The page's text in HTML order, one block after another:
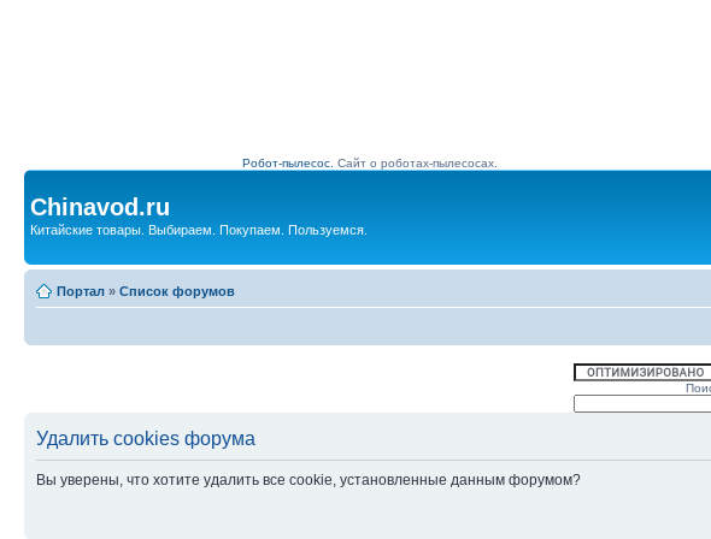
Робот-пылесос. Сайт о роботах-пылесосах.
Chinavod.ru
Китайские товары. Выбираем. Покупаем. Пользуемся.
Портал » Список форумов
Удалить cookies форума
Вы уверены, что хотите удалить все cookie, установленные данным форумом?